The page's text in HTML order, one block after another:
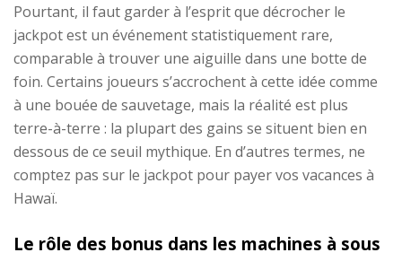
Pourtant, il faut garder à l’esprit que décrocher le
jackpot est un événement statistiquement rare,
comparable à trouver une aiguille dans une botte de
foin. Certains joueurs s’accrochent à cette idée comme
à une bouée de sauvetage, mais la réalité est plus
terre-à-terre : la plupart des gains se situent bien en
dessous de ce seuil mythique. En d’autres termes, ne
comptez pas sur le jackpot pour payer vos vacances à
Hawaï.
Le rôle des bonus dans les machines à sous